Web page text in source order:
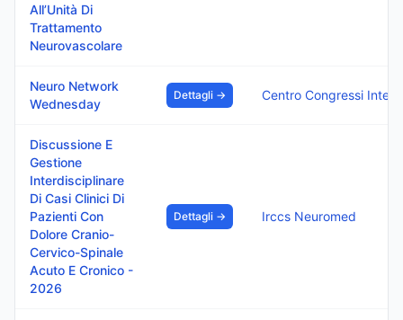
All’Unità Di
Trattamento
Neurovascolare
Neuro Network
Wednesday
Dettagli →
Discussione E
Gestione
Interdisciplinare
Di Casi Clinici Di
Pazienti Con
Dolore Cranio-
Cervico-Spinale
Acuto E Cronico -
2026
Dettagli → Irccs Neuromed